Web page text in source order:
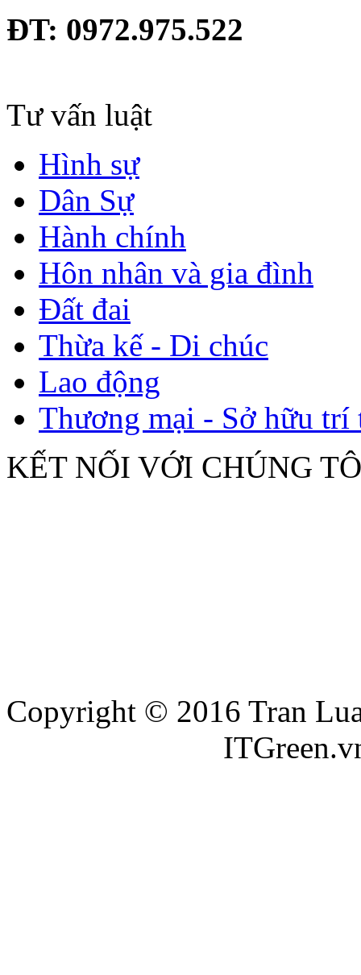
ĐT: 0972.975.522
Tư vấn luật
Hình sự
Dân Sự
Hành chính
Hôn nhân và gia đình
Đất đai
Thừa kế - Di chúc
Lao động
Thương mại - Sở hữu trí
KẾT NỐI VỚI CHÚNG
Copyright © 2016 Tran